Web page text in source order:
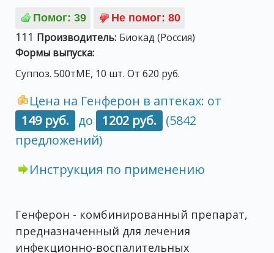
111 Производитель: Биокад (Россия)
Формы выпуска:
Суппоз. 500тМЕ, 10 шт. От 620 руб.
Цена на Генферон в аптеках: от
149 руб.
до 1202 руб.
(5842
предложений)
Инструкция по применению
Генферон - комбинированный препарат,
предназначенный для лечения
инфекционно-воспалительных